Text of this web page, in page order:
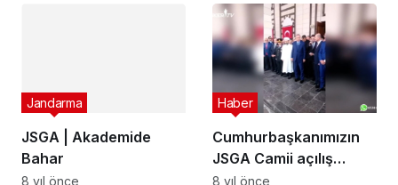
JSGA | Akademide
Bahar
Jandarma
8 yıl önce
Cumhurbaşkanımızın
JSGA Camii açılış
töreni
Haber
8 yıl önce